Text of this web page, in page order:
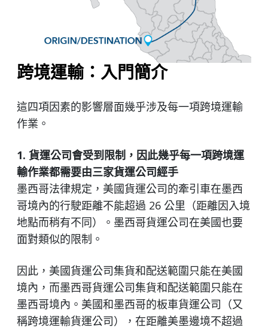
跨境運輸：入門簡介
這四項因素的影響層面幾乎涉及每一項跨境運輸
作業。
1. 貨運公司會受到限制，因此幾乎每一項跨境運
輸作業都需要由三家貨運公司經手
墨西哥法律規定，美國貨運公司的牽引車在墨西
哥境內的行駛距離不能超過 26 公里（距離因入境
地點而稍有不同）。墨西哥貨運公司在美國也要
面對類似的限制。
因此，美國貨運公司集貨和配送範圍只能在美國
境內，而墨西哥貨運公司集貨和配送範圍只能在
墨西哥境內。美國和墨西哥的板車貨運公司（又
稱跨境運輸貨運公司），在距離美墨邊境不超過